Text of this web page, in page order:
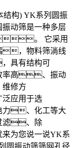
结构) YK系列圆振
动筛是一种多层
。 它采用
，物料筛淌线
有结构可
高、振动
修方
应用于选
、化工等大
滤、除
为您说一说YK系
振动筛筛网孔径